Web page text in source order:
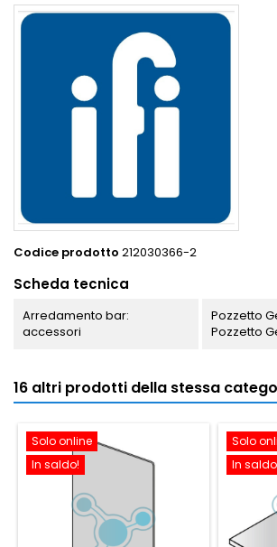
Codice prodotto 212030366-2
Scheda tecnica
Arredamento bar:
accessori
Pozzetto
Pozzetto
16 altri prodotti della stessa
Solo online
In saldo!
Solo
In